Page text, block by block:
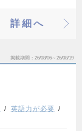
詳細へ
掲載期間 26/08/06～26/08/19
英語力が必要